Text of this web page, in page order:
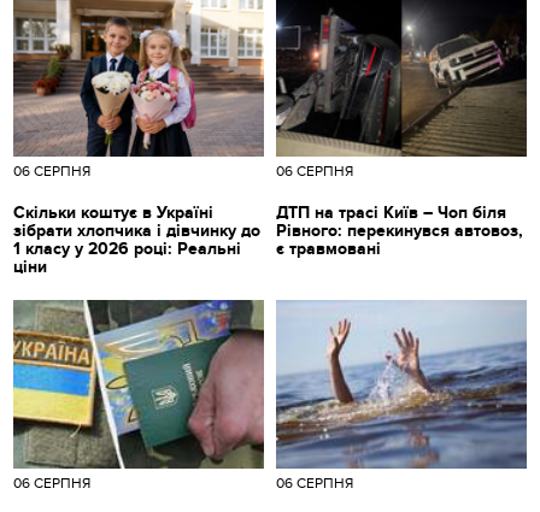
06 СЕРПНЯ
Скільки коштує в Україні
зібрати хлопчика і дівчинку до
1 класу у 2026 році: Реальні
ціни
06 СЕРПНЯ
ДТП на трасі Київ – Чоп біля
Рівного: перекинувся автовоз,
є травмовані
06 СЕРПНЯ 06 СЕРПНЯ